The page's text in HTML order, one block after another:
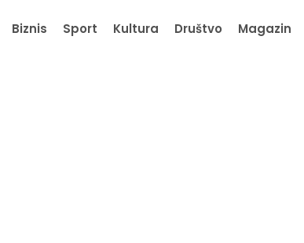
Biznis Sport Kultura Društvo Magazin